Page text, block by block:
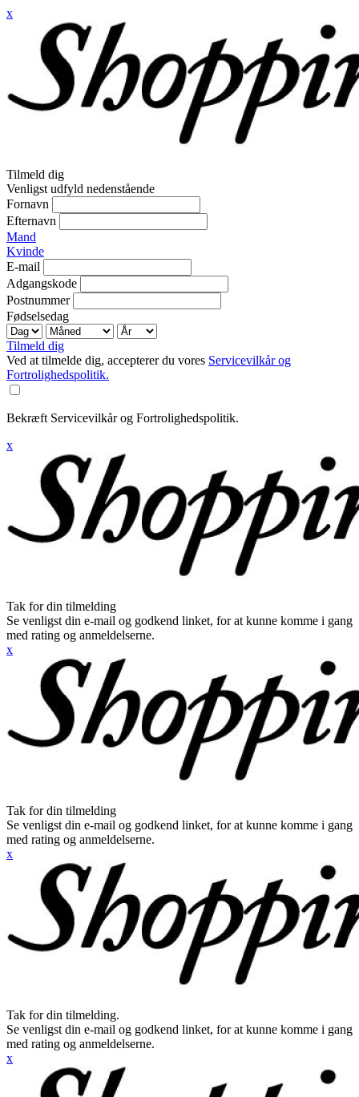
x
Tilmeld dig
Venligst udfyld nedenstående
Fornavn
Efternavn
Mand
Kvinde
E-mail
Adgangskode
Postnummer
Fødselsedag
Tilmeld dig
Ved at tilmelde dig, accepterer du vores Servicevilkår og
Fortrolighedspolitik.
Bekræft Servicevilkår og Fortrolighedspolitik.
x
Tak for din tilmelding
Se venligst din e-mail og godkend linket, for at kunne komme i gang
med rating og anmeldelserne.
x
Tak for din tilmelding
Se venligst din e-mail og godkend linket, for at kunne komme i gang
med rating og anmeldelserne.
x
Tak for din tilmelding.
Se venligst din e-mail og godkend linket, for at kunne komme i gang
med rating og anmeldelserne.
x